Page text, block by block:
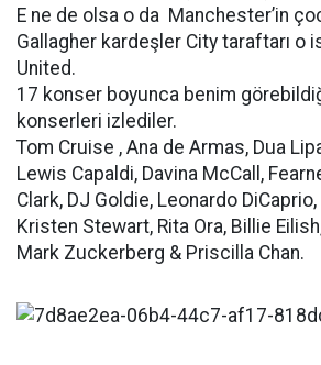
E ne de olsa o da Manchester’in
Gallagher kardeşler City taraftarı o
United.
17 konser boyunca benim
konserleri izlediler.
Tom Cruise , Ana de Armas, Dua
Lewis Capaldi, Davina McCall,
Clark, DJ Goldie, Leonardo
Kristen Stewart, Rita Ora, Billie
Mark Zuckerberg & Priscilla Chan.